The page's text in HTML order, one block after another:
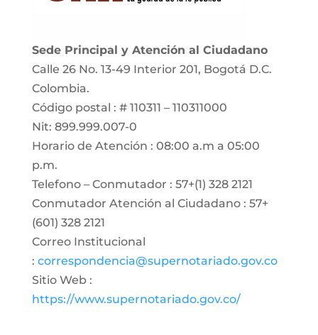
Sede Principal y Atención al Ciudadano
Calle 26 No. 13-49 Interior 201, Bogotá D.C.
Colombia.
Código postal : # 110311 – 110311000
Nit: 899.999.007-0
Horario de Atención : 08:00 a.m a 05:00
p.m.
Telefono – Conmutador : 57+(1) 328 2121
Conmutador Atención al Ciudadano : 57+
(601) 328 2121
Correo Institucional
: correspondencia@supernotariado.gov.co
Sitio Web :
https://www.supernotariado.gov.co/